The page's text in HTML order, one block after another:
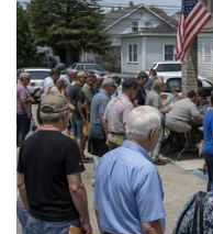
Thể thao
Bóng đá
Lịch thi đấu bóng đá
Thế giới thể thao